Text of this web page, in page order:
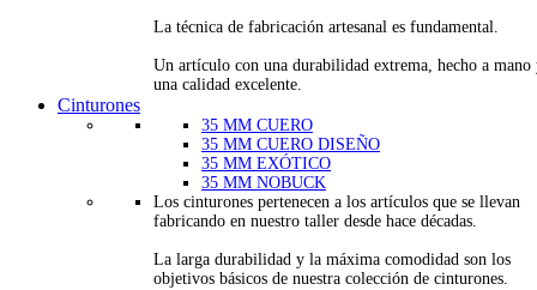
La técnica de fabricación artesanal es fundamental.
Un artículo con una durabilidad extrema, hecho a mano
una calidad excelente.
Cinturones
35 MM CUERO
35 MM CUERO DISEÑO
35 MM EXÓTICO
35 MM NOBUCK
Los cinturones pertenecen a los artículos que se llevan
fabricando en nuestro taller desde hace décadas.
La larga durabilidad y la máxima comodidad son los
objetivos básicos de nuestra colección de cinturones.